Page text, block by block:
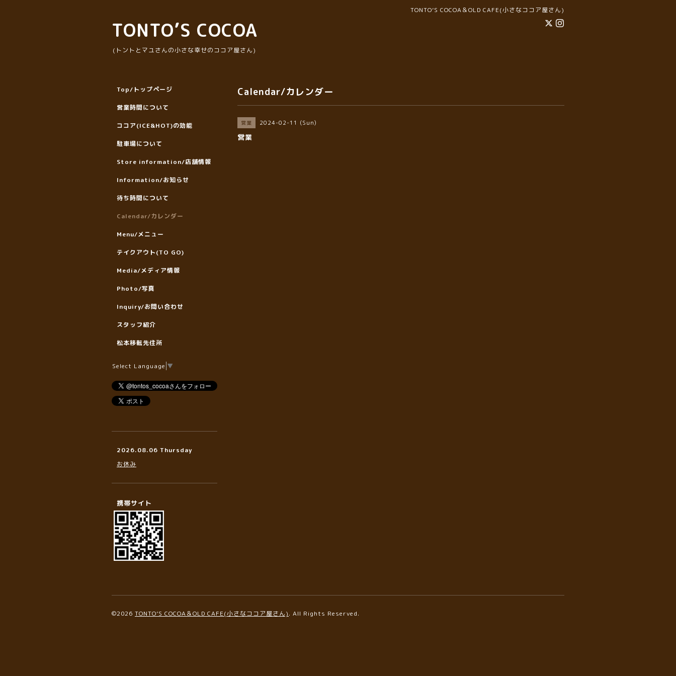
TONTO’S COCOA＆OLD CAFE(小さなココア屋さん)
TONTO’S COCOA
(トントとマユさんの小さな幸せのココア屋さん)
Calendar/カレンダー
営業 2024-02-11 (Sun)
営業
Top/トップページ
営業時間について
ココア(ICE&HOT)の効能
駐車場について
Store information/店舗情報
Information/お知らせ
待ち時間について
Calendar/カレンダー
Menu/メニュー
テイクアウト(TO GO)
Media/メディア情報
Photo/写真
Inquiry/お問い合わせ
スタッフ紹介
松本移転先住所
Select Language ▼
2026.08.06 Thursday
お休み
携帯サイト
©2026 TONTO’S COCOA＆OLD CAFE(小さなココア屋さん). All Rights Reserved.